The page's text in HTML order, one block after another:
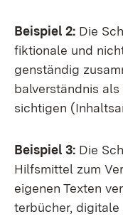
Bei­spiel 2: Die
fik­tio­na­le und
gen­stän­dig
bal­ver­ständ­nis
sich­ti­gen
Bei­spiel 3: Die
Hilfs­mit­tel zum
ei­ge­nen Tex­ten
ter­bü­cher,